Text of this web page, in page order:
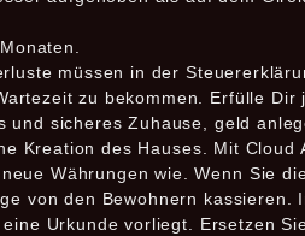
müssen in der
zu bekommen. Erfülle
sicheres Zuhause, geld
Kreation des Hauses. Mit Cloud
Währungen wie. Wenn Sie
von den Bewohnern kassieren.
Urkunde vorliegt. Ersetzen